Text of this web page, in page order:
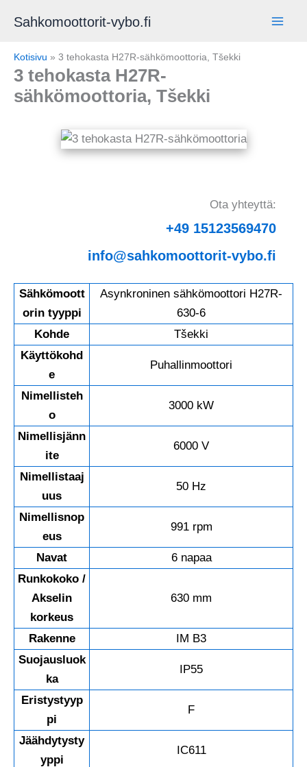
sisältöön
Sahkomoottorit-vybo.fi
Kotisivu » 3 tehokasta H27R-sähkömoottoria, Tšekki
3 tehokasta H27R-
sähkömoottoria, Tšekki
Ota yhteyttä:
+49 15123569470
info@sahkomoottorit-vybo.fi
Sähkömoott
orin tyyppi
Asynkroninen sähkömoottori H27R-
630-6
Kohde
Tšekki
Käyttökohd
e
Puhallinmoottori
Nimellisteh
o
3000 kW
Nimellisjänn
ite
6000 V
Nimellistaaj
uus
50 Hz
Nimellisnop
eus
991 rpm
Navat
6 napaa
Runkokoko /
Akselin
korkeus
630 mm
Rakenne
IM B3
Suojausluok
ka
IP55
Eristystyyp
pi
F
Jäähdytysty
yppi
IC611